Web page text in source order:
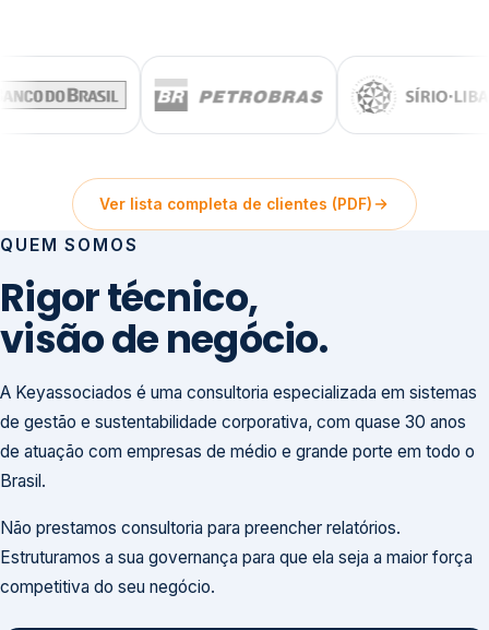
Ver lista completa de clientes (PDF)
QUEM SOMOS
Rigor técnico,
visão de negócio.
A Keyassociados é uma consultoria especializada em sistemas
de gestão e sustentabilidade corporativa, com quase 30 anos
de atuação com empresas de médio e grande porte em todo o
Brasil.
Não prestamos consultoria para preencher relatórios.
Estruturamos a sua governança para que ela seja a maior força
competitiva do seu negócio.